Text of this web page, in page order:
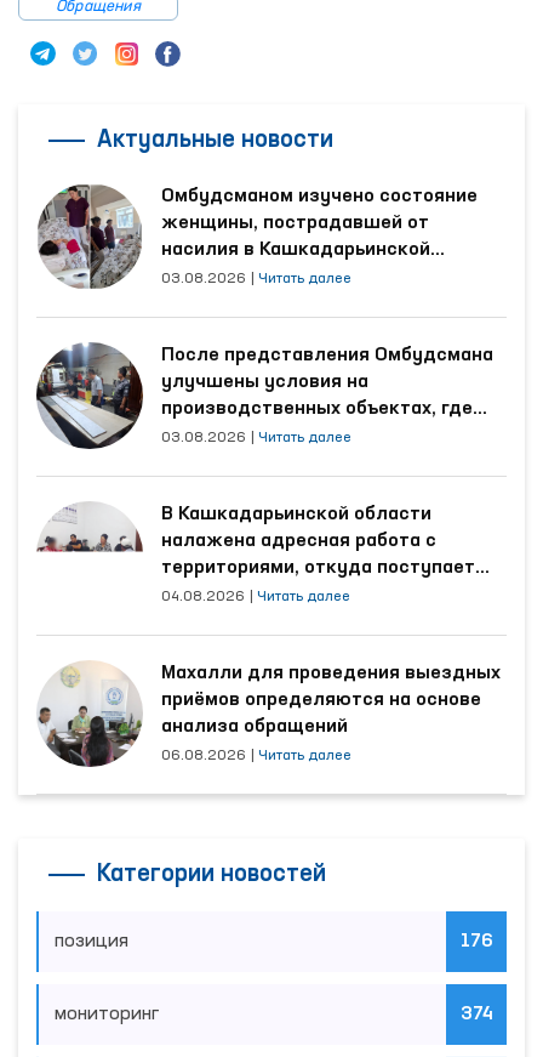
Обращения
Актуальные новости
Омбудсманом изучено состояние
женщины, пострадавшей от
насилия в Кашкадарьинской
области
03.08.2026 Читать далее
После представления Омбудсмана
улучшены условия на
производственных объектах, где
трудятся осуждённые
03.08.2026 Читать далее
В Кашкадарьинской области
налажена адресная работа с
территориями, откуда поступает
наибольшее количество обращений
04.08.2026 Читать далее
Махалли для проведения выездных
приёмов определяются на основе
анализа обращений
06.08.2026 Читать далее
Категории новостей
позиция 176
мониторинг 374